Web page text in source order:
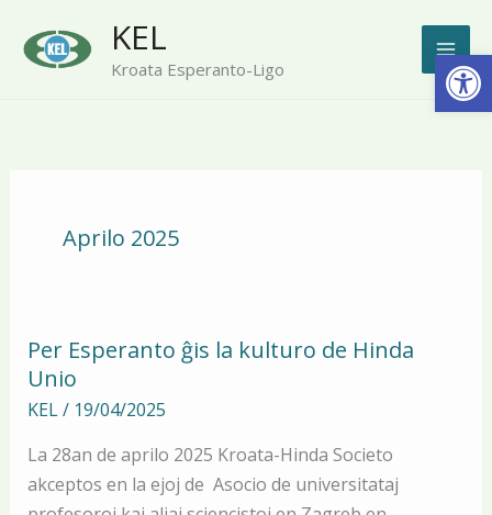
content
KEL
Kroata Esperanto-Ligo
Aprilo 2025
Per Esperanto ĝis la kulturo de Hinda
Unio
KEL/ 19/04/2025
La 28an de aprilo 2025 Kroata-Hinda Societo
akceptos en la ejoj de Asocio de universitataj
Per
Esperanto
ĝis
kulturo
de